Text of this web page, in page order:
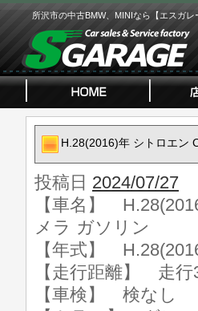
所沢市の中古BMW、MINIなら【エスガレ
H.28(2016)年 シトロエン
投稿日 2024/07/27
【車名】
メラ ガソリン
【年式】
【走行距離】 走行
【車検】 検なし